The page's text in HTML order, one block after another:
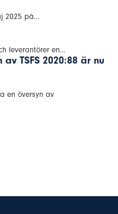
2025 på...
leverantörer en...
TSFS 2020:88 är nu
en översyn av